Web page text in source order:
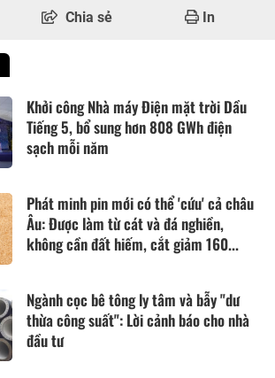
Chia sẻ In
Khởi công Nhà máy Điện mặt trời Dầu
Tiếng 5, bổ sung hơn 808 GWh điện
sạch mỗi năm
Phát minh pin mới có thể 'cứu' cả châu
Âu: Được làm từ cát và đá nghiền,
không cần đất hiếm, cắt giảm 160...
Ngành cọc bê tông ly tâm và bẫy "dư
thừa công suất": Lời cảnh báo cho nhà
đầu tư